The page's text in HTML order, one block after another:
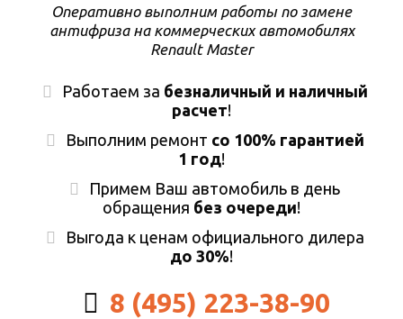
Оперативно выполним работы по замене
антифриза на коммерческих автомобилях
Renault Master
Работаем за безналичный и наличный
расчет!
Выполним ремонт со 100% гарантией
1 год!
Примем Ваш автомобиль в день
обращения без очереди!
Выгода к ценам официального дилера
до 30%!
8 (495) 223-38-90